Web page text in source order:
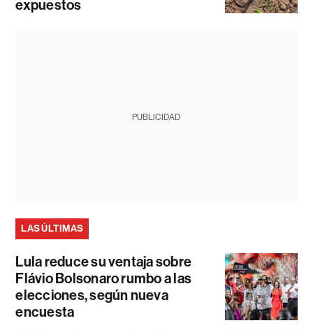
expuestos
PUBLICIDAD
LAS ÚLTIMAS
Lula reduce su ventaja sobre
Flávio Bolsonaro rumbo a las
elecciones, según nueva
encuesta